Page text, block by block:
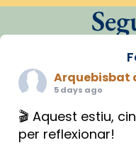
Arquebisbat
5 days ago
🎬 Aquest estiu,
per reflexionar!